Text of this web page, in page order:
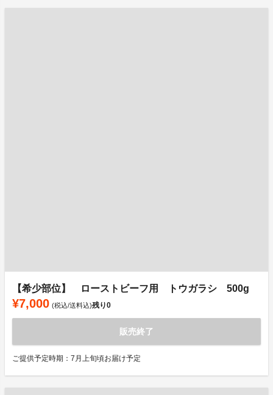
【希少部位】 ローストビーフ用 トウガラシ 500g
¥7,000 (税込/送料込)残り0
販売終了
ご提供予定時期：7月上旬頃お届け予定